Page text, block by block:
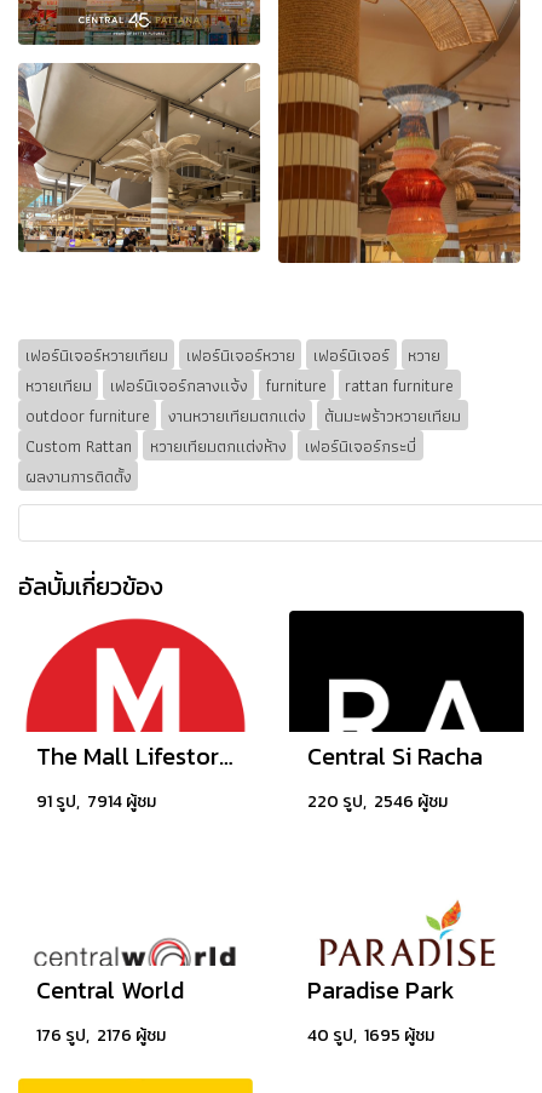
เฟอร์นิเจอร์หวายเทียม เฟอร์นิเจอร์หวาย เฟอร์นิเจอร์
หวาย
หวายเทียม
เฟอร์นิเจอร์กลางแจ้ง furniture
rattan furniture
outdoor furniture
งานหวายเทียมตกแต่ง
ต้นมะพร้าวหวายเทียม
Custom Rattan
หวายเทียมตกแต่งห้าง
เฟอร์นิเจอร์กระบี่
ผลงานการติดตั้ง
อัลบั้มเกี่ยวข้อง
The Mall Lifestore Ngamwongwan
91 รูป, 7914 ผู้ชม
Central Si Racha
220 รูป, 2546 ผู้ชม
Central World
176 รูป, 2176 ผู้ชม
Paradise Park
40 รูป, 1695 ผู้ชม